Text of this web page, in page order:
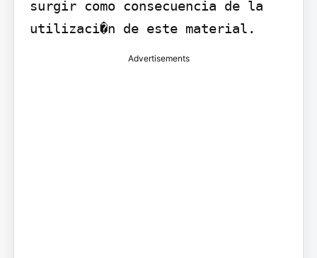
surgir como consecuencia de la
utilizaci�n de este material.
Advertisements